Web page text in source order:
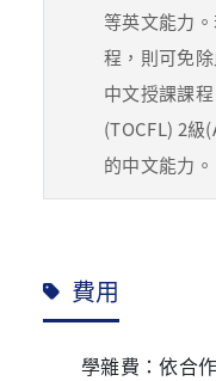
等英文能力
程，則可免除
中文授課課
(TOCFL) 2級
的中文能力。
費用
學雜費：依合